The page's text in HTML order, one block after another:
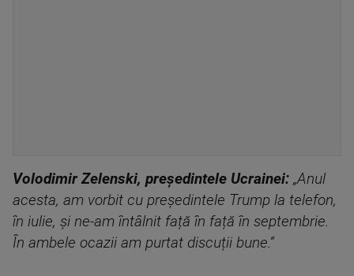
Volodimir Zelenski, președintele Ucrainei: „Anul
acesta, am vorbit cu președintele Trump la telefon,
în iulie, și ne-am întâlnit față în față în septembrie.
În ambele ocazii am purtat discuții bune.”